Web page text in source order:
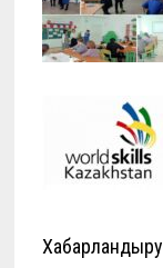
Хабарландыру